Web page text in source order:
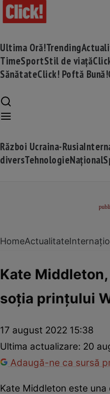
Ultima Oră!Trending
TimeSportStil de viață
SănătateClick! Poftă Bună!
Război Ucraina-Rusia
diversTehnologieNațional
HomeActualitate
Kate
soția prințului
17 august 2022 15:38
Ultima actualizare: 20
Adaugă-ne ca sursă
Kate Middleton este